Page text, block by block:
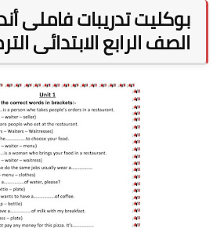
صحة
بوكليت تدريبات فاملى
الصف الرابع الابتدائى